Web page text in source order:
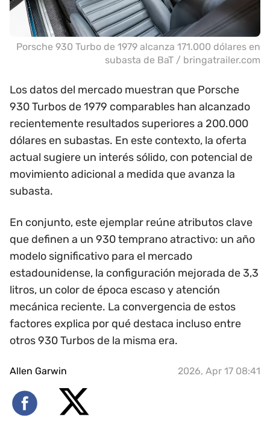
Porsche 930 Turbo de 1979 alcanza 171.000 dólares en
subasta de BaT / bringatrailer.com
Los datos del mercado muestran que Porsche
930 Turbos de 1979 comparables han alcanzado
recientemente resultados superiores a 200.000
dólares en subastas. En este contexto, la oferta
actual sugiere un interés sólido, con potencial de
movimiento adicional a medida que avanza la
subasta.
En conjunto, este ejemplar reúne atributos clave
que definen a un 930 temprano atractivo: un año
modelo significativo para el mercado
estadounidense, la configuración mejorada de 3,3
litros, un color de época escaso y atención
mecánica reciente. La convergencia de estos
factores explica por qué destaca incluso entre
otros 930 Turbos de la misma era.
Allen Garwin 2026, Apr 17 08:41